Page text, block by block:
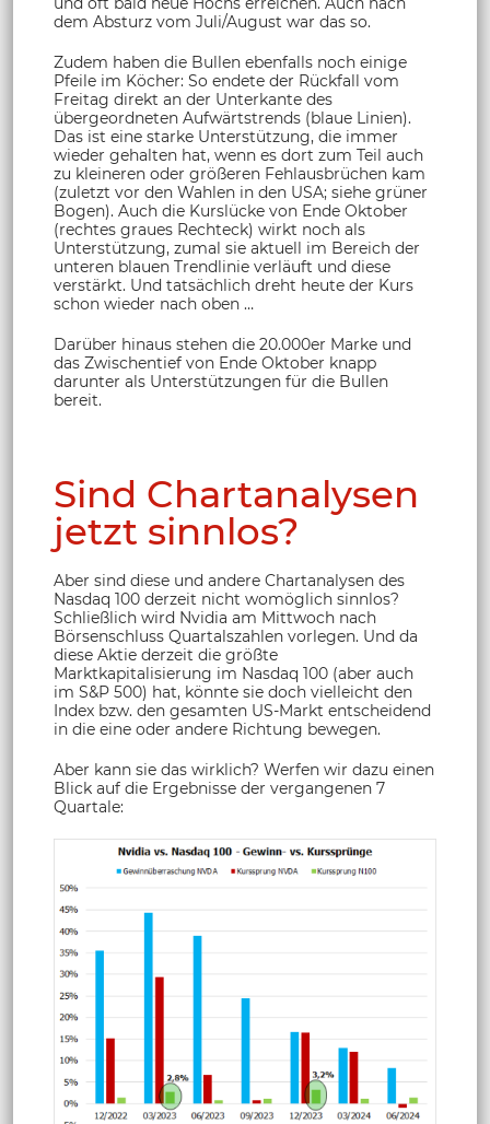
dem Absturz vom Juli/August war das so.
Zudem haben die Bullen ebenfalls noch einige
Pfeile im Köcher: So endete der Rückfall vom
Freitag direkt an der Unterkante des
übergeordneten Aufwärtstrends (blaue Linien).
Das ist eine starke Unterstützung, die immer
wieder gehalten hat, wenn es dort zum Teil auch
zu kleineren oder größeren Fehlausbrüchen kam
(zuletzt vor den Wahlen in den USA; siehe grüner
Bogen). Auch die Kurslücke von Ende Oktober
(rechtes graues Rechteck) wirkt noch als
Unterstützung, zumal sie aktuell im Bereich der
unteren blauen Trendlinie verläuft und diese
verstärkt. Und tatsächlich dreht heute der Kurs
schon wieder nach oben …
Darüber hinaus stehen die 20.000er Marke und
das Zwischentief von Ende Oktober knapp
darunter als Unterstützungen für die Bullen
bereit.
Sind Chartanalysen
jetzt sinnlos?
Aber sind diese und andere Chartanalysen des
Nasdaq 100 derzeit nicht womöglich sinnlos?
Schließlich wird Nvidia am Mittwoch nach
Börsenschluss Quartalszahlen vorlegen. Und da
diese Aktie derzeit die größte
Marktkapitalisierung im Nasdaq 100 (aber auch
im S&P 500) hat, könnte sie doch vielleicht den
Index bzw. den gesamten US-Markt entscheidend
in die eine oder andere Richtung bewegen.
Aber kann sie das wirklich? Werfen wir dazu einen
Blick auf die Ergebnisse der vergangenen 7
Quartale: